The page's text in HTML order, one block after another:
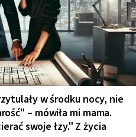
w środku nocy, nie
– mówiła mi mama.
swoje łzy." Z życia